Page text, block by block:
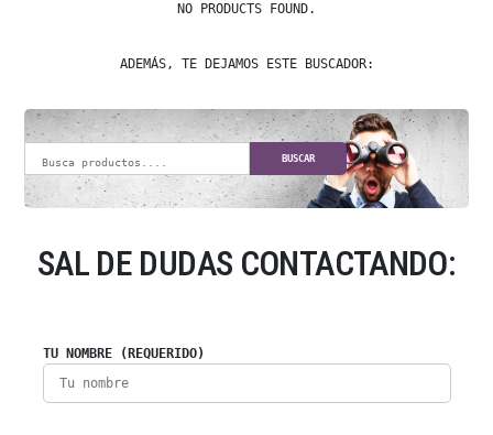
NO PRODUCTS FOUND.
ADEMÁS, TE DEJAMOS ESTE BUSCADOR:
BUSCAR
SAL DE DUDAS CONTACTANDO:
TU NOMBRE (REQUERIDO)